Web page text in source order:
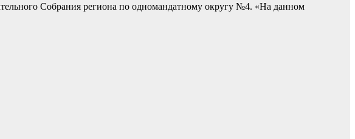
Собрания региона по одномандатному округу №4. «На данном